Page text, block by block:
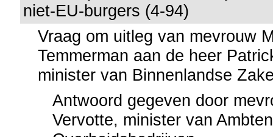
niet-EU-burgers (4-94)
Vraag om uitleg van mevrouw
Temmerman aan de heer
minister van Binnenlandse
Antwoord gegeven door
Vervotte, minister van